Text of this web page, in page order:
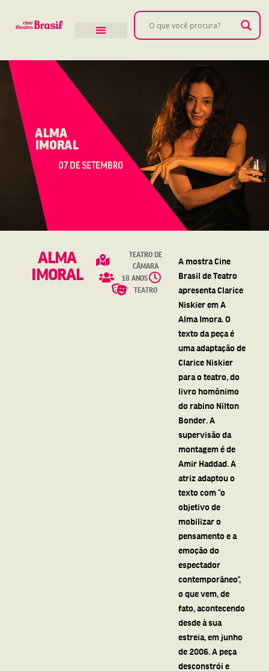
ALMA
IMORAL
TEATRO DE
CÂMARA
18 ANOS
TEATRO
A mostra Cine
Brasil de Teatro
apresenta Clarice
Niskier em A
Alma Imora. O
texto da peça é
uma adaptação de
Clarice Niskier
para o teatro, do
livro homônimo
do rabino Nilton
Bonder. A
supervisão da
montagem é de
Amir Haddad. A
atriz adaptou o
texto com “o
objetivo de
mobilizar o
pensamento e a
emoção do
espectador
contemporâneo”,
o que vem, de
fato, acontecendo
desde à sua
estreia, em junho
de 2006. A peça
desconstrói e